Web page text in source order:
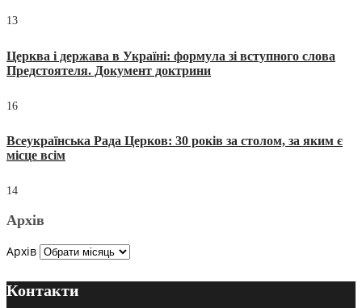
13
Церква і держава в Україні: формула зі вступного слова
Предстоятеля. Документ доктрини
16
Всеукраїнська Рада Церков: 30 років за столом, за яким є
місце всім
14
Архів
Архів
Контакти